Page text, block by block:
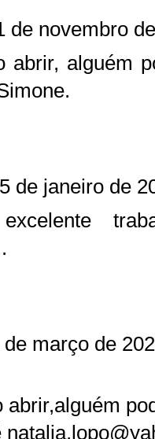
de novembro
abrir, alguém
de janeiro de
excelente
de março de
abrir,alguém